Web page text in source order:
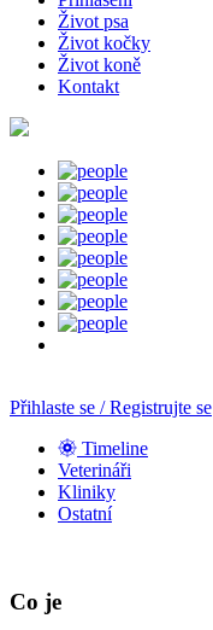
Život psa
Život kočky
Život koně
Kontakt
Přihlaste se / Registrujte se
Timeline
Veterináři
Kliniky
Ostatní
Co je